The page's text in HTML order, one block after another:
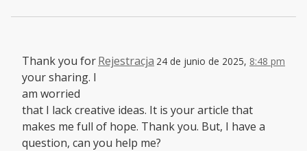
Rejestracja 24 de junio de 2025, 8:48 pm
Thank you for
your sharing. I
am worried
that I lack creative ideas. It is your article that
makes me full of hope. Thank you. But, I have a
question, can you help me?